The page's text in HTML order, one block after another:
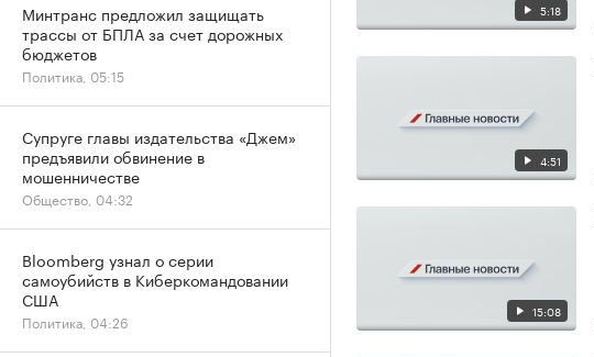
5:18
4:51
15:08
Минтранс предложил защищать
трассы от БПЛА за счет дорожных
бюджетов
Политика, 05:15
Супруге главы издательства «Джем»
предъявили обвинение в
мошенничестве
Общество, 04:32
Bloomberg узнал о серии
самоубийств в Киберкомандовании
США
Политика, 04:26